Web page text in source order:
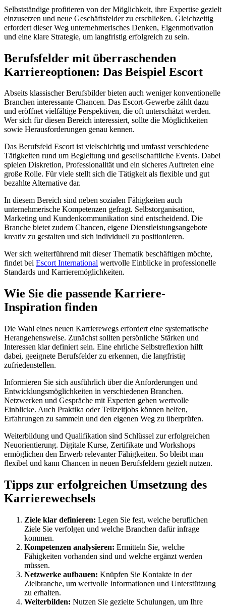
Selbstständige profitieren von der Möglichkeit, ihre Expertise gezielt
einzusetzen und neue Geschäftsfelder zu erschließen. Gleichzeitig
erfordert dieser Weg unternehmerisches Denken, Eigenmotivation
und eine klare Strategie, um langfristig erfolgreich zu sein.
Berufsfelder mit überraschenden
Karriereoptionen: Das Beispiel Escort
Abseits klassischer Berufsbilder bieten auch weniger konventionelle
Branchen interessante Chancen. Das Escort-Gewerbe zählt dazu
und eröffnet vielfältige Perspektiven, die oft unterschätzt werden.
Wer sich für diesen Bereich interessiert, sollte die Möglichkeiten
sowie Herausforderungen genau kennen.
Das Berufsfeld Escort ist vielschichtig und umfasst verschiedene
Tätigkeiten rund um Begleitung und gesellschaftliche Events. Dabei
spielen Diskretion, Professionalität und ein sicheres Auftreten eine
große Rolle. Für viele stellt sich die Tätigkeit als flexible und gut
bezahlte Alternative dar.
In diesem Bereich sind neben sozialen Fähigkeiten auch
unternehmerische Kompetenzen gefragt. Selbstorganisation,
Marketing und Kundenkommunikation sind entscheidend. Die
Branche bietet zudem Chancen, eigene Dienstleistungsangebote
kreativ zu gestalten und sich individuell zu positionieren.
Wer sich weiterführend mit dieser Thematik beschäftigen möchte,
findet bei Escort International wertvolle Einblicke in professionelle
Standards und Karrieremöglichkeiten.
Wie Sie die passende Karriere-
Inspiration finden
Die Wahl eines neuen Karrierewegs erfordert eine systematische
Herangehensweise. Zunächst sollten persönliche Stärken und
Interessen klar definiert sein. Eine ehrliche Selbstreflexion hilft
dabei, geeignete Berufsfelder zu erkennen, die langfristig
zufriedenstellen.
Informieren Sie sich ausführlich über die Anforderungen und
Entwicklungsmöglichkeiten in verschiedenen Branchen.
Netzwerken und Gespräche mit Experten geben wertvolle
Einblicke. Auch Praktika oder Teilzeitjobs können helfen,
Erfahrungen zu sammeln und den eigenen Weg zu überprüfen.
Weiterbildung und Qualifikation sind Schlüssel zur erfolgreichen
Neuorientierung. Digitale Kurse, Zertifikate und Workshops
ermöglichen den Erwerb relevanter Fähigkeiten. So bleibt man
flexibel und kann Chancen in neuen Berufsfeldern gezielt nutzen.
Tipps zur erfolgreichen Umsetzung des
Karrierewechsels
Ziele klar definieren: Legen Sie fest, welche beruflichen
Ziele Sie verfolgen und welche Branchen dafür infrage
kommen.
Kompetenzen analysieren: Ermitteln Sie, welche
Fähigkeiten vorhanden sind und welche ergänzt werden
müssen.
Netzwerke aufbauen: Knüpfen Sie Kontakte in der
Zielbranche, um wertvolle Informationen und Unterstützung
zu erhalten.
Weiterbilden: Nutzen Sie gezielte Schulungen, um Ihre